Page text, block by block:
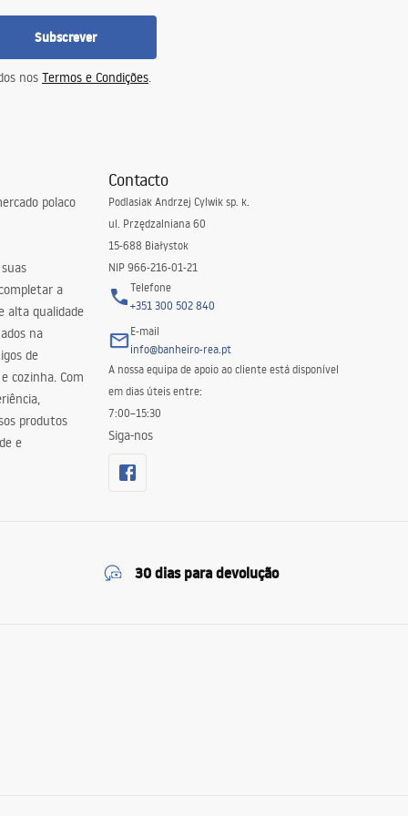
Subscrever
nos Termos e Condições.
polaco
a
alta qualidade
na
de
cozinha. Com
produtos
e
Contacto
Podlasiak Andrzej Cylwik sp. k.
ul. Przędzalniana 60
15-688 Białystok
NIP 966-216-01-21
Telefone
+351 300 502 840
E-mail
info@banheiro-rea.pt
A nossa equipa de apoio ao cliente está disponível
em dias úteis entre:
7:00–15:30
Siga-nos
30 dias para devolução